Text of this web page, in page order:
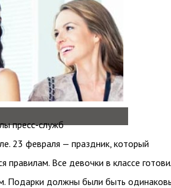
пресс-служб
23 февраля — праздник, который
Все девочки в классе
Подарки должны были быть